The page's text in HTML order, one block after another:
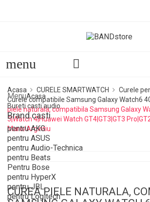
menu
MenuAcasa
Bureti casti audio
Brand casti
pentru AKG
pentru ASUS
pentru Audio-Technica
pentru Beats
Pentru Bose
pentru HyperX
pentru JBL
pentru Logitech
Acasa CURELE SMARTWATCH
Curele
Curele compatibile Samsung Galaxy Watch6
piele naturala, compatibila Samsung Galaxy
5|Watch 4|Huawei Watch GT4|GT3|GT3
Maro/Argintiu
CUREA PIELE NATURALA,